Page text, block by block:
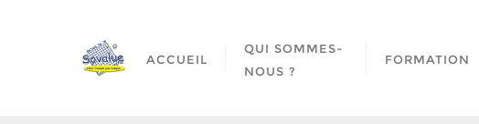
ACCUEIL
QUI SOMMES-
NOUS ?
FORMATION